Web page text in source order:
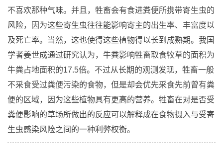
不喜欢那种气味。并且，牲畜会有食进粪便所携带寄生虫的
风险，因为这些寄生虫往往能影响寄主的出生率、丰富度以
及死亡率。当然，这也使得这些植物得以长到成熟期。我国
学者姜世成通过研究认为，牛粪影响牲畜取食牧草的面积为
牛粪占地面积的17.5倍。不过从长期的观测发现，牲畜一般
不采食受过粪便污染的食物，但是却会优先采食先前曾有粪
便的区域，因为这些植物具有更高的营养。牲畜在对是否受
粪便影响的草场所做出的反应可以解释成在食物摄入与受寄
生虫感染风险之间的一种利弊权衡。